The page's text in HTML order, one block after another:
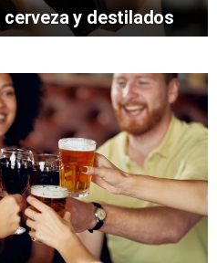
y destilados